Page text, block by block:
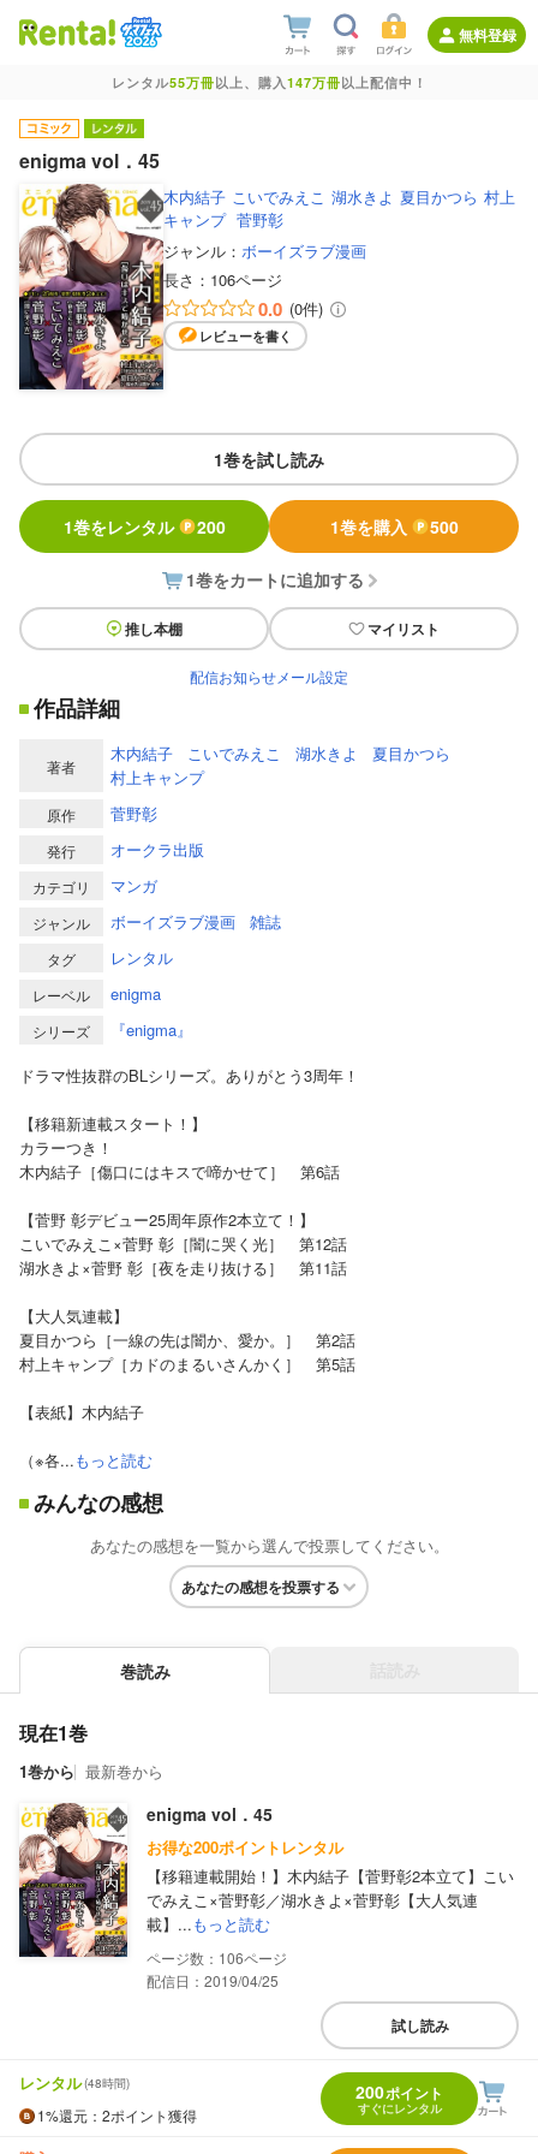
無料登録
レンタル55万冊以上、購入147万冊以上配信中！
enigma vol．45
木内結子 こいでみえこ 湖水きよ 夏目かつら 村上
キャンプ 菅野彰
ジャンル： ボーイズラブ漫画
長さ： 106ページ
0.0 (0件)
レビューを書く
1巻を試し読み
1巻をレンタル 200 1巻を購入 500
1巻をカートに追加する
推し本棚 マイリスト
配信お知らせメール設定
作品詳細
著者
木内結子 こいでみえこ 湖水きよ
夏目かつら
村上キャンプ
原作 菅野彰
発行 オークラ出版
カテゴリ マンガ
ジャンル ボーイズラブ漫画 雑誌
タグ レンタル
レーベル enigma
シリーズ
『enigma』
ドラマ性抜群のBLシリーズ。ありがとう3周年！
【移籍新連載スタート！】
カラーつき！
木内結子［傷口にはキスで啼かせて］ 第6話
【菅野 彰デビュー25周年原作2本立て！】
こいでみえこ×菅野 彰［闇に哭く光］ 第12話
湖水きよ×菅野 彰［夜を走り抜ける］ 第11話
【大人気連載】
夏目かつら［一線の先は闇か、愛か。］ 第2話
村上キャンプ［カドのまるいさんかく］ 第5話
【表紙】木内結子
（※各...もっと読む
みんなの感想
あなたの感想を一覧から選んで投票してください。
あなたの感想を投票する
巻読み
現在1巻
1巻から 最新巻から
enigma vol．45
お得な200ポイントレンタル
【移籍連載開始！】木内結子【菅野彰2本立て】こい
でみえこ×菅野彰／湖水きよ×菅野彰【大人気連
載】...もっと読む
106
配信日：2019/04/25
試し読み
レンタル(48時間)
1%還元 ：2ポイント獲得
200ポイント
すぐにレンタル